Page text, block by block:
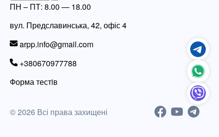
ПН – ПТ: 8.00 — 18.00
вул. Предславинська, 42, офіс 4
arpp.info@gmail.com
+380670977788
Форма тестiв
© 2026 Всі права захищені